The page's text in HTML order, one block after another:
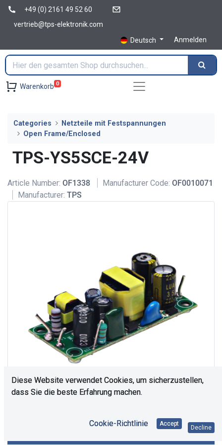
+49 (0) 2161 49 52 60
vertrieb@tps-elektronik.com
Deutsch
Anmelden
Warenkorb 0
Categories
Netzteile mit Festspannungen
Open Frame/Enclosed
TPS-YS5SCE-24V
Article Number: OF1338 Manufacturer Code: OF0010071
Manufacturer: TPS
Es bedarf einer Rücksprache. Bitte kontaktieren Sie
Diese Website verwendet Cookies, um sicherzustellen,
dass Sie die beste Erfahrung machen.
Cookie-Richtlinie Accept
Decline